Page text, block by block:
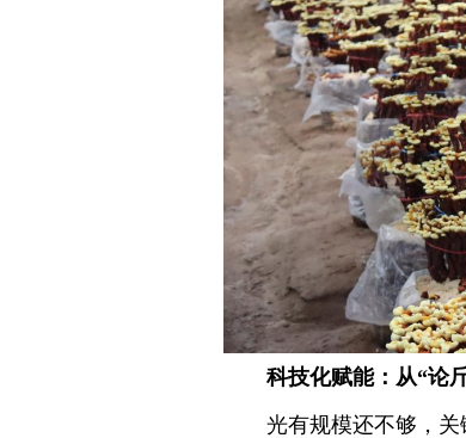
科技化赋能：从“论
光有规模还不够，关